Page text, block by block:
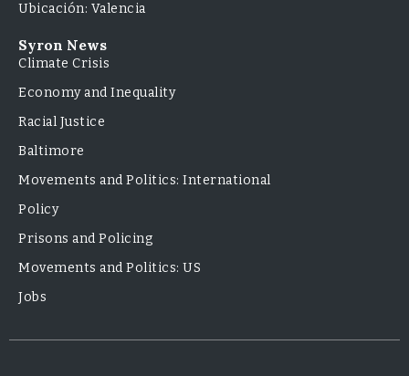
Ubicación: Valencia
Syron News
Climate Crisis
Economy and Inequality
Racial Justice
Baltimore
Movements and Politics: International
Policy
Prisons and Policing
Movements and Politics: US
Jobs